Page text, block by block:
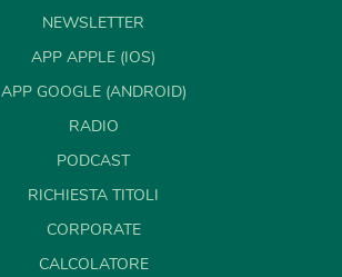
NEWSLETTER
APP APPLE (IOS)
APP GOOGLE (ANDROID)
RADIO
PODCAST
RICHIESTA TITOLI
CORPORATE
CALCOLATORE